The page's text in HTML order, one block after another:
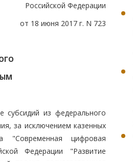
Российской Федерации
от 18 июня 2017 г. N 723
субсидий из федерального
за исключением казенных
"Современная цифровая
Федерации "Развитие